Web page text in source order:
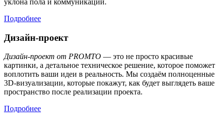
уклона пола и коммуникаций.
Подробнее
Дизайн-проект
Дизайн-проект от PROMTO — это не просто красивые
картинки, а детальное техническое решение, которое поможет
воплотить ваши идеи в реальность. Мы создаём полноценные
3D-визуализации, которые покажут, как будет выглядеть ваше
пространство после реализации проекта.
Подробнее